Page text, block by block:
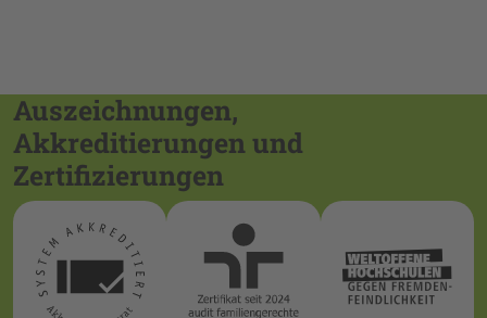
Auszeichnungen,
Akkreditierungen und
Zertifizierungen